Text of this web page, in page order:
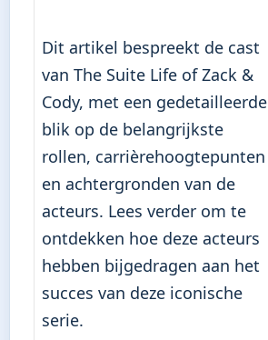
Dit artikel bespreekt de cast
van The Suite Life of Zack &
Cody, met een gedetailleerde
blik op de belangrijkste
rollen, carrièrehoogtepunten
en achtergronden van de
acteurs. Lees verder om te
ontdekken hoe deze acteurs
hebben bijgedragen aan het
succes van deze iconische
serie.